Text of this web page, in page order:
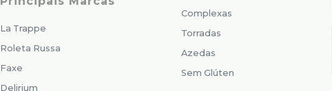
La Trappe
Roleta Russa
Faxe
Delirium
Complexas
Torradas
Azedas
Sem Glúten